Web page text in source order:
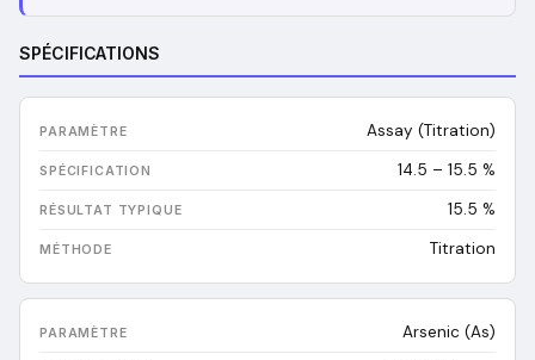
SPÉCIFICATIONS
Assay (Titration)
14.5 – 15.5 %
15.5 %
Titration
Arsenic (As)